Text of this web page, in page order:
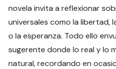
novela invita a reflexionar
universales como la libertad,
o la esperanza. Todo ello
sugerente donde lo real y lo
natural, recordando en